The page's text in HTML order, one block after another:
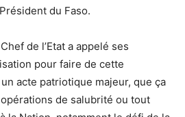
du Faso.
de l’Etat a appelé ses
pour faire de cette
acte patriotique majeur, que ça
de salubrité ou tout